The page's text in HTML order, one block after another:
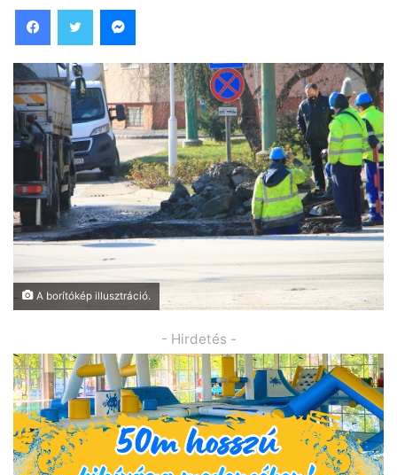
A borítókép illusztráció.
- Hirdetés -